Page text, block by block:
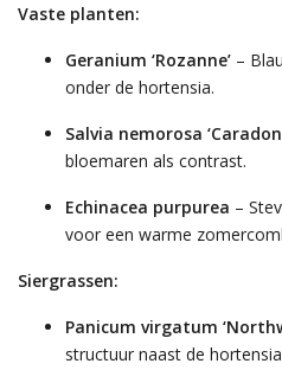
Vaste planten:
Geranium ‘Rozanne’ –
onder de hortensia.
Salvia nemorosa
bloemaren als contrast.
Echinacea purpurea –
voor een warme
Siergrassen:
Panicum virgatum
structuur naast de